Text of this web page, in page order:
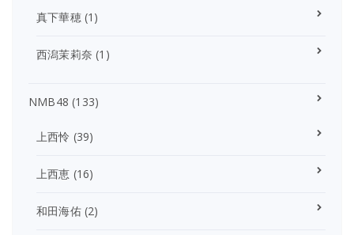
真下華穂(1)
西潟茉莉奈 (1)
NMB48 (133)
上西怜 (39)
上西恵 (16)
和田海佑(2)